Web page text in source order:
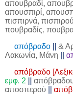
απουβραδί,
απουσπιρί,
πισπιρνά,
πουβραδίς,
απόβραδο|| &
Λακωνία, Μάνη
απόβραδο
εμφ. 2
αποσπερού